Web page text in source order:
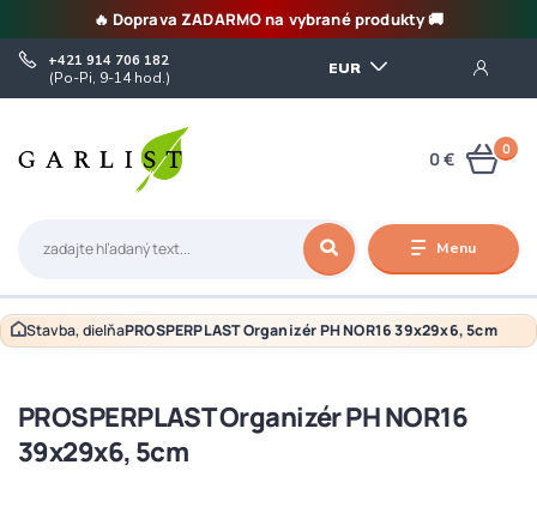
🔥 Doprava ZADARMO na vybrané produkty 🚚
Menu
EUR
+421 914 706 182
(Po-Pi, 9-14 hod.)
0
0 €
Stavba, dielňaPROSPERPLAST Organizér PH NOR16 39x29x6, 5cm
PROSPERPLAST Organizér PH NOR16
39x29x6, 5cm